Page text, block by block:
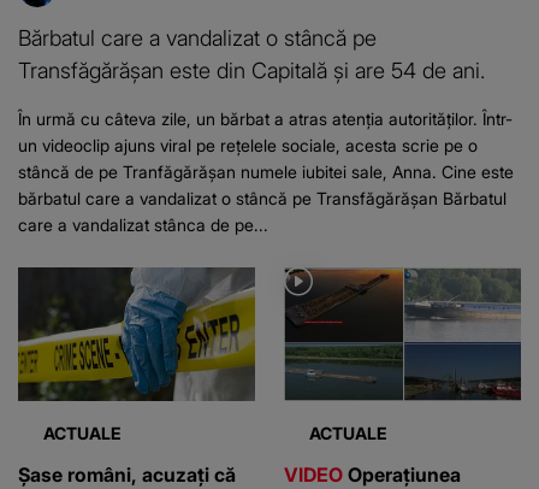
Bărbatul care a vandalizat o stâncă pe
Transfăgărășan este din Capitală și are 54 de ani.
În urmă cu câteva zile, un bărbat a atras atenția autorităților. Într-
un videoclip ajuns viral pe rețelele sociale, acesta scrie pe o
stâncă de pe Tranfăgărășan numele iubitei sale, Anna. Cine este
bărbatul care a vandalizat o stâncă pe Transfăgărășan Bărbatul
care a vandalizat stânca de pe...
ACTUALE
Șase români, acuzați că
ACTUALE
VIDEO Operațiunea